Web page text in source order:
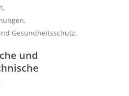
Gesundheitsschutz.
und